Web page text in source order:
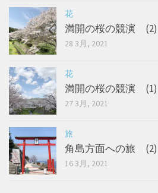
花
満開の桜の競演 (2)
28 3月, 2021
花
満開の桜の競演 (1)
27 3月, 2021
旅
角島方面への旅 (2)
16 3月, 2021